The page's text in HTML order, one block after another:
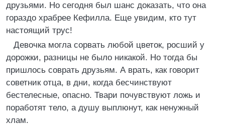
друзьями. Но сегодня был шанс доказать, что она
гораздо храбрее Кефилла. Еще увидим, кто тут
настоящий трус!
Девочка могла сорвать любой цветок, росший у
дорожки, разницы не было никакой. Но тогда бы
пришлось соврать друзьям. А врать, как говорит
советник отца, в дни, когда бесчинствуют
бестелесные, опасно. Твари почувствуют ложь и
поработят тело, а душу выплюнут, как ненужный
хлам.